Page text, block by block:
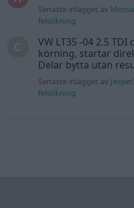
Senaste inlägget av
felsökning
VW LT35 -04 2.5
körning, startar
Delar bytta utan
Senaste inlägget av
felsökning